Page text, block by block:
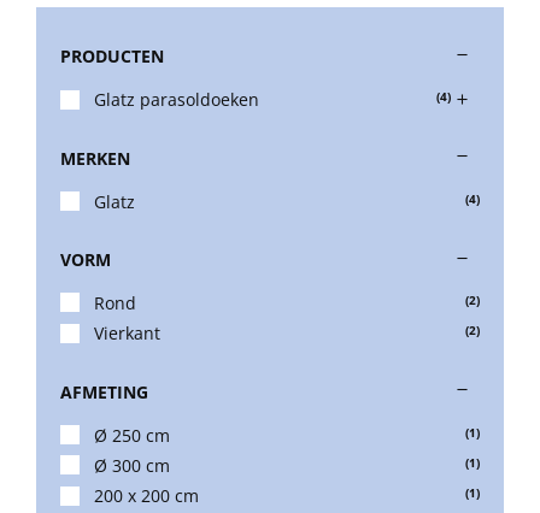
Stokparasols
Muurparasols
Snel leverbaar
PRODUCTEN
Glatz parasoldoeken
(4)
MERKEN
Glatz
(4)
VORM
Rond
(2)
Vierkant (2)
AFMETING
Ø 250 cm
(1)
Ø 300 cm (1)
200 x 200 cm (1)